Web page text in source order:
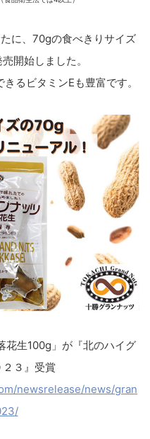
に、70gの食べきりサイズ
開始しました。
るビタミンEも豊富です。
生100g」が『北のハイグ
３』受賞
newsrelease/news/gran